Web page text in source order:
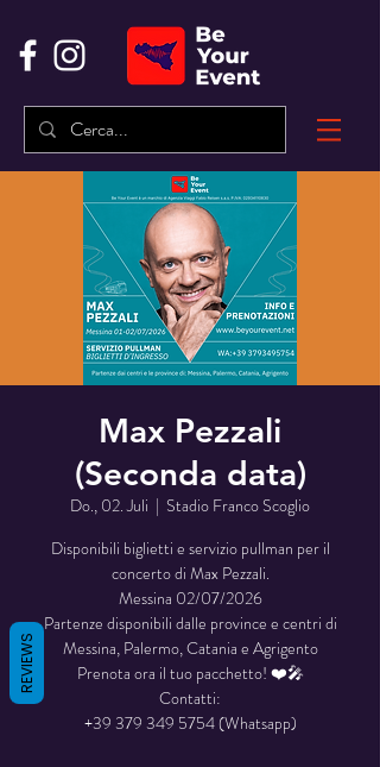
Max Pezzali
(Seconda data)
Do., 02. Juli
  |
Stadio Franco Scoglio
Disponibili biglietti e servizio pullman per il
concerto di Max Pezzali.
Messina 02/07/2026
Partenze disponibili dalle province e centri di
Messina, Palermo, Catania e Agrigento
Prenota ora il tuo pacchetto! ❤️🎤
Contatti:
+39 379 349 5754 (Whatsapp)
REVIEWS